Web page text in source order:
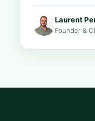
Laurent
Founder &